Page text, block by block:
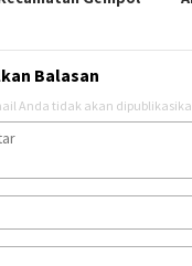
Balasan
Anda tidak akan